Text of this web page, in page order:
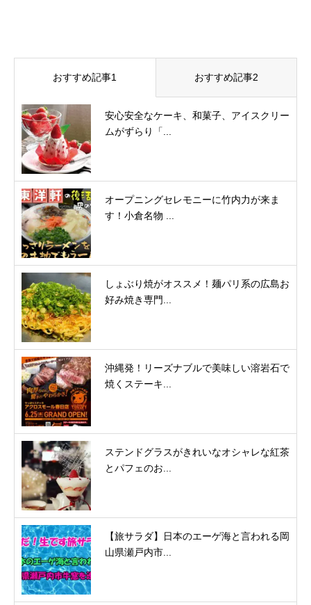
おすすめ記事1 おすすめ記事2
安心安全なケーキ、和菓子、アイスクリー
ムがずらり「...
オープニングセレモニーに竹内力が来ま
す！小倉名物 ...
しょぶり焼がオススメ！麺パリ系の広島お
好み焼き専門...
沖縄発！リーズナブルで美味しい溶岩石で
焼くステーキ...
ステンドグラスがきれいなオシャレな紅茶
とパフェのお...
【旅サラダ】日本のエーゲ海と言われる岡
山県瀬戸内市...